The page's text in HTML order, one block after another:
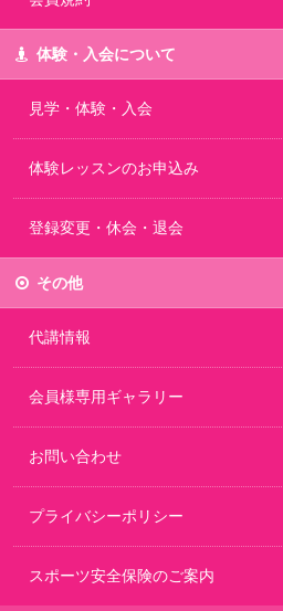
体験・入会について
見学・体験・入会
体験レッスンのお申込み
登録変更・休会・退会
その他
代講情報
会員様専用ギャラリー
お問い合わせ
プライバシーポリシー
スポーツ安全保険のご案内